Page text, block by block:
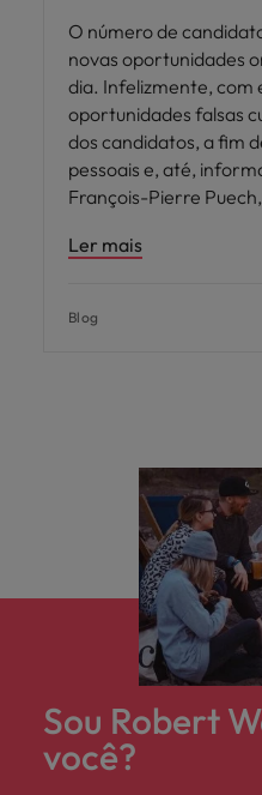
O número de
novas oportunidades
dia. Infelizmente, com
oportunidades falsas
dos candidatos, a fim
pessoais e, até,
François-Pierre
Ler mais
Blog
Sou Robert
você?